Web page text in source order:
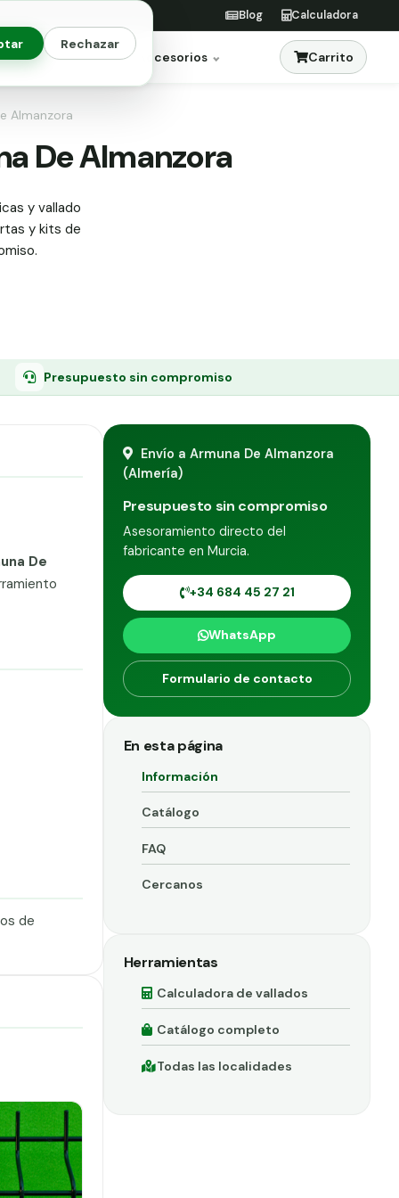
Rechazar
Blog Calculadora
Jardinería Accesorios Carrito
Almanzora
De Almanzora
y vallado
y kits de
Presupuesto sin compromiso
De
de
Envío a Armuna De Almanzora
(Almería)
Presupuesto sin compromiso
Asesoramiento directo del
fabricante en Murcia.
+34 684 45 27 21
WhatsApp
Formulario de contacto
En esta página
Información
Catálogo
FAQ
Cercanos
Herramientas
Calculadora de vallados
Catálogo completo
Todas las localidades